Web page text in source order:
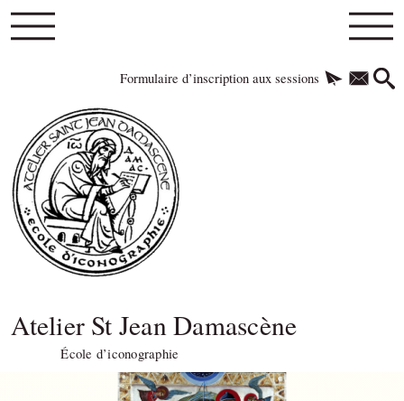
Formulaire d’inscription aux sessions
Atelier St Jean Damascène
École d’iconographie